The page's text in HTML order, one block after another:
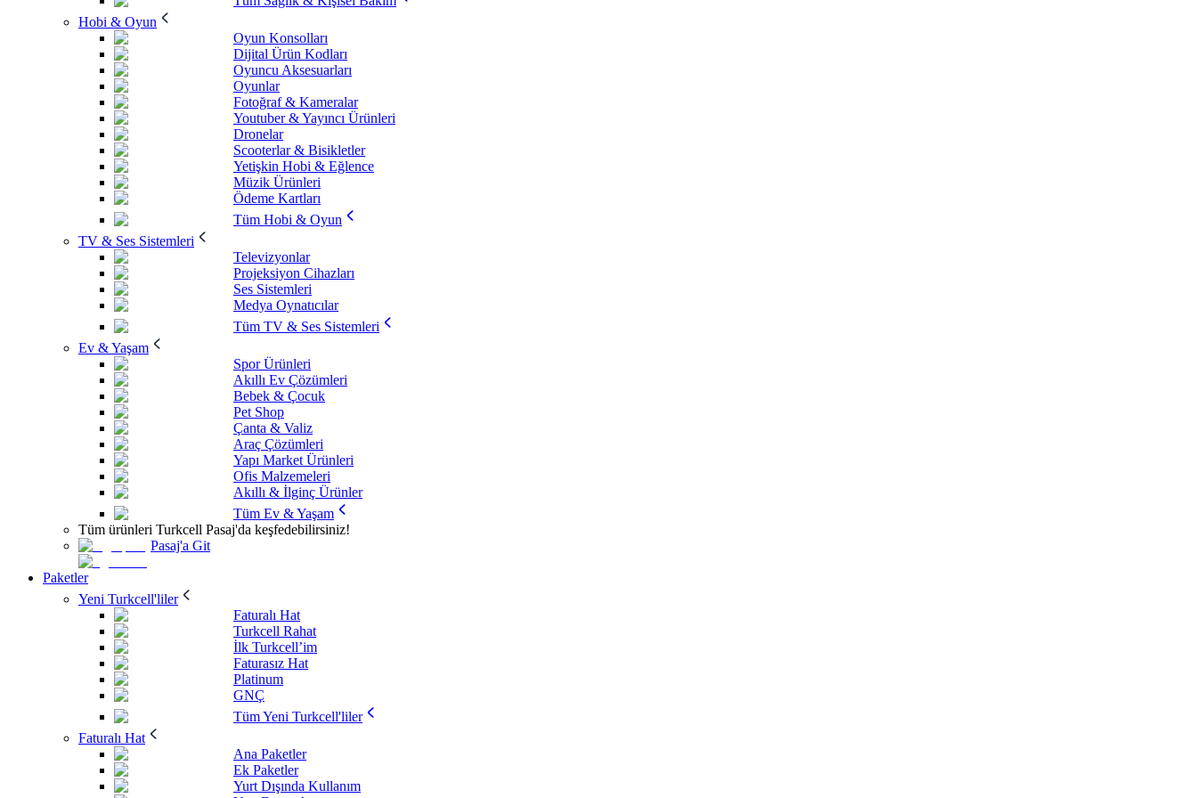
Hobi & Oyun
Oyun Konsolları
Dijital Ürün Kodları
Oyuncu Aksesuarları
Oyunlar
Fotoğraf & Kameralar
Youtuber & Yayıncı Ürünleri
Dronelar
Scooterlar & Bisikletler
Yetişkin Hobi & Eğlence
Müzik Ürünleri
Ödeme Kartları
Tüm Hobi & Oyun
TV & Ses Sistemleri
Televizyonlar
Projeksiyon Cihazları
Ses Sistemleri
Medya Oynatıcılar
Tüm TV & Ses Sistemleri
Ev & Yaşam
Spor Ürünleri
Akıllı Ev Çözümleri
Bebek & Çocuk
Pet Shop
Çanta & Valiz
Araç Çözümleri
Yapı Market Ürünleri
Ofis Malzemeleri
Akıllı & İlginç Ürünler
Tüm Ev & Yaşam
Tüm ürünleri Turkcell Pasaj'da keşfedebilirsiniz!
Pasaj'a Git
Paketler
Yeni Turkcell'liler
Faturalı Hat
Turkcell Rahat
İlk Turkcell’im
Faturasız Hat
Platinum
GNÇ
Tüm Yeni Turkcell'liler
Faturalı Hat
Ana Paketler
Ek Paketler
Yurt Dışında Kullanım